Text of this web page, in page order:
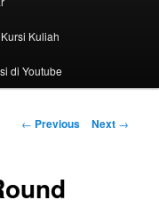
Kuliah
di Youtube
Post navigation
← Previous Next →